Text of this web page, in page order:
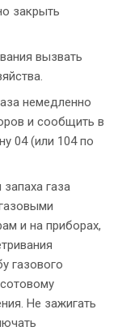
закрыть
вызвать
немедленно
и сообщить в
04 (или 104 по
газа
и на приборах,
газового
Не зажигать